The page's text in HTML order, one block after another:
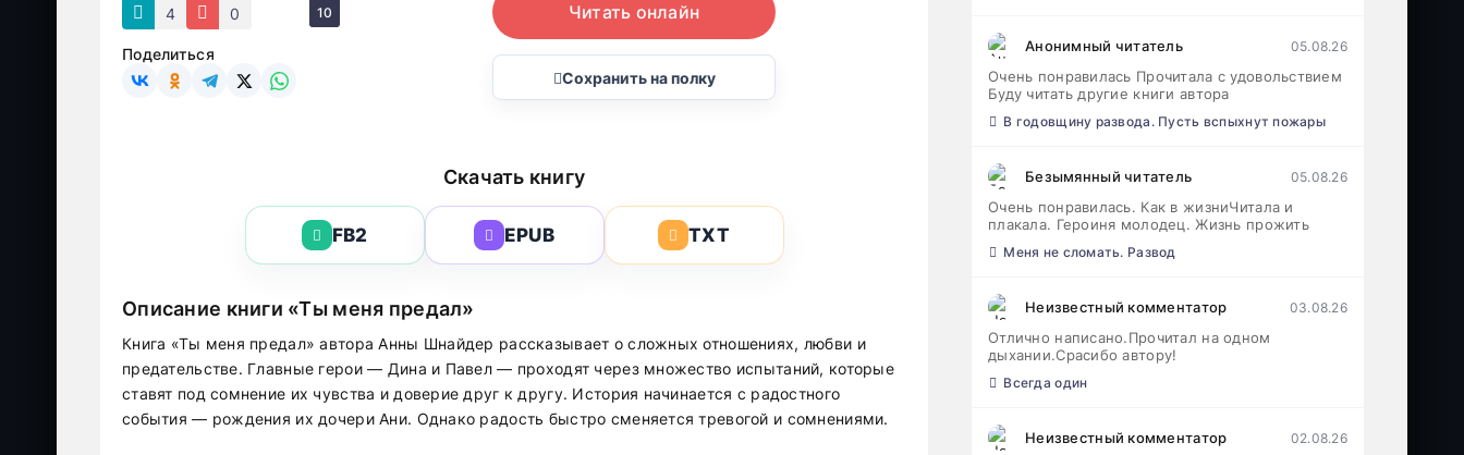
4
0 10
Поделиться
Читать онлайн
Сохранить на полку
Скачать книгу
FB2 EPUB TXT
Описание книги «Ты меня предал»
Книга «Ты меня предал» автора Анны Шнайдер рассказывает о сложных отношениях, любви и
предательстве. Главные герои — Дина и Павел — проходят через множество испытаний, которые
ставят под сомнение их чувства и доверие друг к другу. История начинается с радостного
события — рождения их дочери Ани. Однако радость быстро сменяется тревогой и сомнениями.
Анонимный читатель 05.08.26
Очень понравилась Прочитала с удовольствием
Буду читать другие книги автора
В годовщину развода. Пусть вспыхнут пожары
Безымянный читатель 05.08.26
Очень понравилась. Как в жизниЧитала и
плакала. Героиня молодец. Жизнь прожить
Меня не сломать. Развод
Неизвестный комментатор 03.08.26
Отлично написано.Прочитал на одном
дыхании.Срасибо автору!
Всегда один
Неизвестный комментатор 02.08.26